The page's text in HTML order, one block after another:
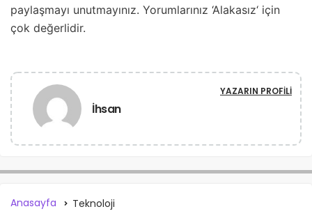
paylaşmayı unutmayınız. Yorumlarınız ‘Alakasız‘ için
çok değerlidir.
İhsan
YAZARIN PROFILI
Anasayfa Teknoloji